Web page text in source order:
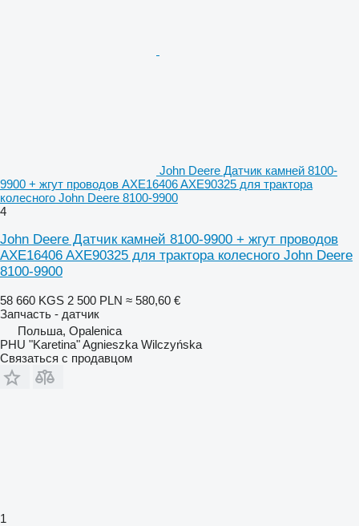
John Deere Датчик камней 8100-
9900 + жгут проводов AXE16406 AXE90325 для трактора
колесного John Deere 8100-9900
4
John Deere Датчик камней 8100-9900 + жгут проводов
AXE16406 AXE90325 для трактора колесного John Deere
8100-9900
58 660 KGS 2 500 PLN ≈ 580,60 €
Запчасть - датчик
Польша, Opalenica
PHU "Karetina" Agnieszka Wilczyńska
Связаться с продавцом
1